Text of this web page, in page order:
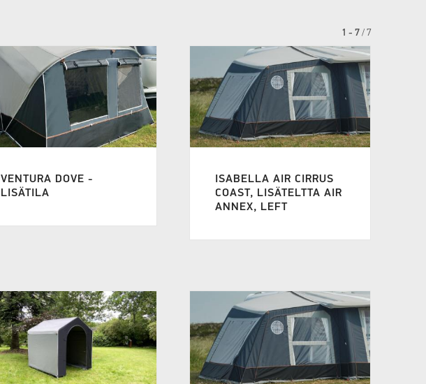
1 - 7 /7
VENTURA DOVE -
LISÄTILA
ISABELLA AIR CIRRUS
COAST, LISÄTELTTA AIR
ANNEX, LEFT